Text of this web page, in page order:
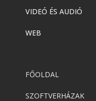
VIDEÓ ÉS AUDIÓ
WEB
FŐOLDAL
SZOFTVERHÁZAK